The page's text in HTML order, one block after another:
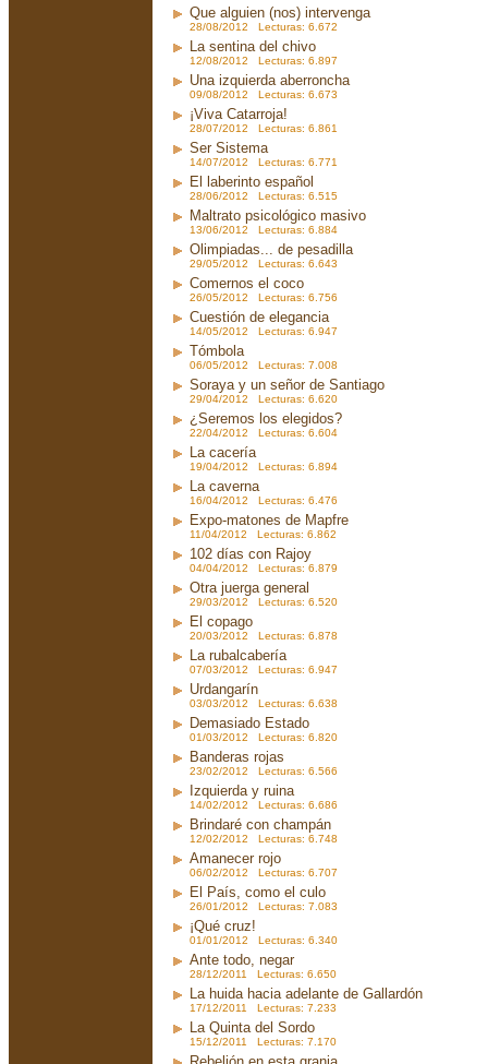
Que alguien (nos) intervenga
28/08/2012 Lecturas: 6.672
La sentina del chivo
12/08/2012 Lecturas: 6.897
Una izquierda aberroncha
09/08/2012 Lecturas: 6.673
¡Viva Catarroja!
28/07/2012 Lecturas: 6.861
Ser Sistema
14/07/2012 Lecturas: 6.771
El laberinto español
28/06/2012 Lecturas: 6.515
Maltrato psicológico masivo
13/06/2012 Lecturas: 6.884
Olimpiadas... de pesadilla
29/05/2012 Lecturas: 6.643
Comernos el coco
26/05/2012 Lecturas: 6.756
Cuestión de elegancia
14/05/2012 Lecturas: 6.947
Tómbola
06/05/2012 Lecturas: 7.008
Soraya y un señor de Santiago
29/04/2012 Lecturas: 6.620
¿Seremos los elegidos?
22/04/2012 Lecturas: 6.604
La cacería
19/04/2012 Lecturas: 6.894
La caverna
16/04/2012 Lecturas: 6.476
Expo-matones de Mapfre
11/04/2012 Lecturas: 6.862
102 días con Rajoy
04/04/2012 Lecturas: 6.879
Otra juerga general
29/03/2012 Lecturas: 6.520
El copago
20/03/2012 Lecturas: 6.878
La rubalcabería
07/03/2012 Lecturas: 6.947
Urdangarín
03/03/2012 Lecturas: 6.638
Demasiado Estado
01/03/2012 Lecturas: 6.820
Banderas rojas
23/02/2012 Lecturas: 6.566
Izquierda y ruina
14/02/2012 Lecturas: 6.686
Brindaré con champán
12/02/2012 Lecturas: 6.748
Amanecer rojo
06/02/2012 Lecturas: 6.707
El País, como el culo
26/01/2012 Lecturas: 7.083
¡Qué cruz!
01/01/2012 Lecturas: 6.340
Ante todo, negar
28/12/2011 Lecturas: 6.650
La huida hacia adelante de Gallardón
17/12/2011 Lecturas: 7.233
La Quinta del Sordo
15/12/2011 Lecturas: 7.170